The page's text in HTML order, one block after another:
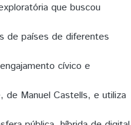
que buscou
de países de diferentes
cívico e
Manuel Castells, e utiliza